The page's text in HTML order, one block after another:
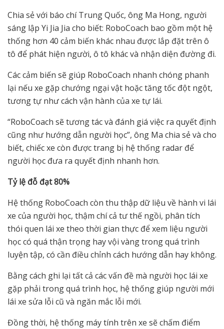
Chia sẻ với báo chí Trung Quốc, ông Ma Hong, người
sáng lập Yi Jia Jia cho biết: RoboCoach bao gồm một hệ
thống hơn 40 cảm biến khác nhau được lắp đặt trên ô
tô để phát hiện người, ô tô khác và nhận diện đường đi.
Các cảm biến sẽ giúp RoboCoach nhanh chóng phanh
lại nếu xe gặp chướng ngại vật hoặc tăng tốc đột ngột,
tương tự như cách vận hành của xe tự lái.
“RoboCoach sẽ tương tác và đánh giá việc ra quyết định
cũng như hướng dẫn người học”, ông Ma chia sẻ và cho
biết, chiếc xe còn được trang bị hệ thống radar để
người học đưa ra quyết định nhanh hơn.
Tỷlệ đỗ đạt 80%
Hệ thống RoboCoach còn thu thập dữ liệu về hành vi lái
xe của người học, thậm chí cả tư thế ngồi, phân tích
thói quen lái xe theo thời gian thực để xem liệu người
học có quá thận trọng hay vội vàng trong quá trình
luyện tập, có cần điều chỉnh cách hướng dẫn hay không.
Bằng cách ghi lại tất cả các vấn đề mà người học lái xe
gặp phải trong quá trình học, hệ thống giúp người mới
lái xe sửa lỗi cũ và ngăn mắc lỗi mới.
Đồng thời, hệ thống máy tính trên xe sẽ chấm điểm